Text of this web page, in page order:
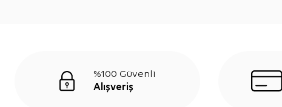
%100 Güvenli
Alışveriş